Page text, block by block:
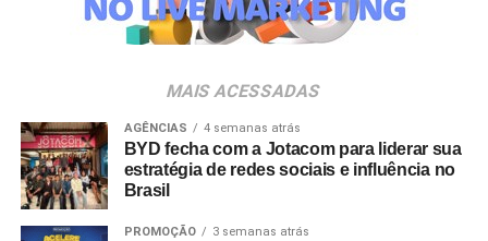
da música e da hospitalidade carioca.
no canal oficial da Ticketmaster, com lote inicial a partir
de R$ 3.950,00. As demais atualizações e atrações do
evento serão divulgadas nos canais oficiais do camarote
nos próximos meses.
MAIS ACESSADAS
AGÊNCIAS 4 semanas atrás
BYD fecha com a Jotacom para liderar sua
estratégia de redes sociais e influência no
Brasil
PROMOÇÃO 3 semanas atrás